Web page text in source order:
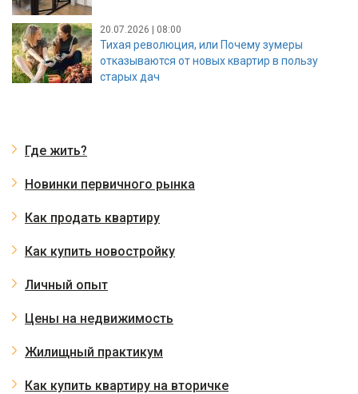
20.07.2026 | 08:00
Тихая революция, или Почему зумеры
отказываются от новых квартир в пользу
старых дач
Где жить?
Новинки первичного рынка
Как продать квартиру
Как купить новостройку
Личный опыт
Цены на недвижимость
Жилищный практикум
Как купить квартиру на вторичке